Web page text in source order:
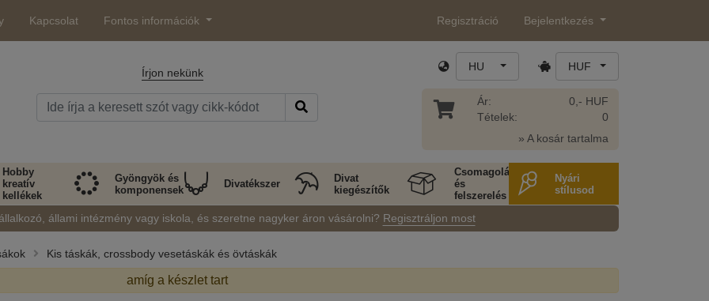
Kapcsolat Fontos információk Regisztráció Bejelentkezés
Írjon nekünk HU HUF
Ár:
Tételek:
0,- HUF
0
» A kosár tartalma
Hobby
kreatív
kellékek
Gyöngyök és
komponensek
Divatékszer
Divat
kiegészítők
Csomagolás
és
felszerelés
Nyári
stílusod
állami intézmény vagy iskola, és szeretne nagyker áron vásárolni? Regisztráljon most
Kis táskák, crossbody vesetáskák és övtáskák
amíg a készlet tart